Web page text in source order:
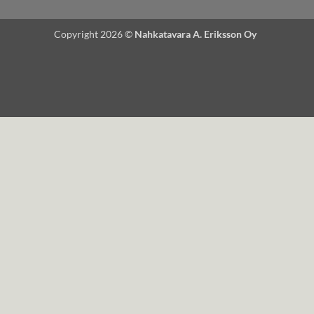
Copyright 2026 © Nahkatavara A. Eriksson Oy